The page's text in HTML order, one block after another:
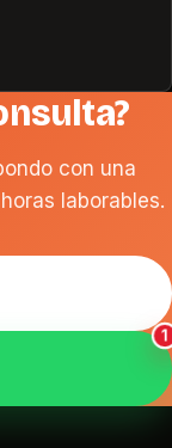
con una
laborables.